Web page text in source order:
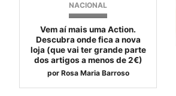
NACIONAL
Vem aí mais uma Action.
Descubra onde fica a nova
loja (que vai ter grande parte
dos artigos a menos de 2€)
por Rosa Maria Barroso